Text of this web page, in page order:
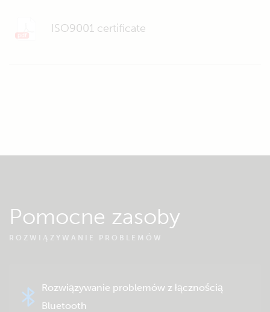
ISO9001 certificate
Pomocne zasoby
ROZWIĄZYWANIE PROBLEMÓW
Rozwiązywanie problemów z łącznością
Bluetooth